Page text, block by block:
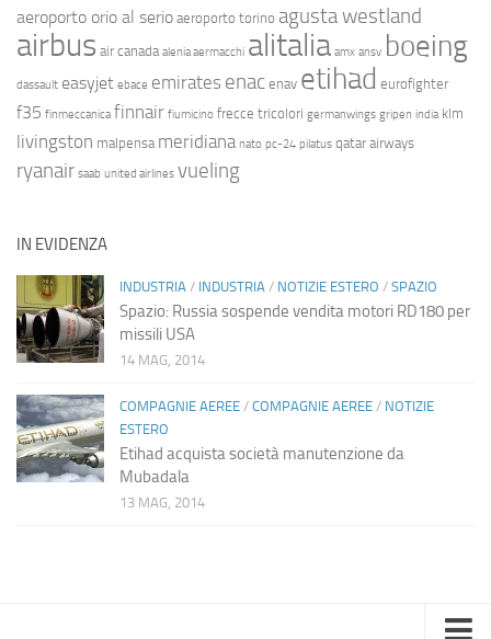
aeroporto orio al serio aeroporto torino agusta westland
airbus air canada alenia aermacchi alitalia amx ansv boeing
dassault easyjet ebace emirates enac enav etihad eurofighter
f35 finmeccanica finnair fiumicino frecce tricolori germanwings gripen india klm
livingston malpensa meridiana nato pc-24 pilatus qatar airways
ryanair saab united airlines vueling
IN EVIDENZA
INDUSTRIA / INDUSTRIA / NOTIZIE ESTERO / SPAZIO
Spazio: Russia sospende vendita motori RD180 per
missili USA
14 MAG, 2014
COMPAGNIE AEREE / COMPAGNIE AEREE / NOTIZIE
ESTERO
Etihad acquista società manutenzione da
Mubadala
13 MAG, 2014